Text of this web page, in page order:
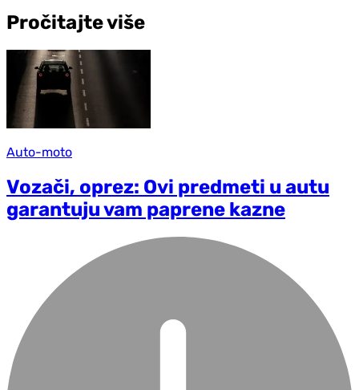
Pročitajte više
Auto-moto
Vozači, oprez: Ovi predmeti u autu
garantuju vam paprene kazne